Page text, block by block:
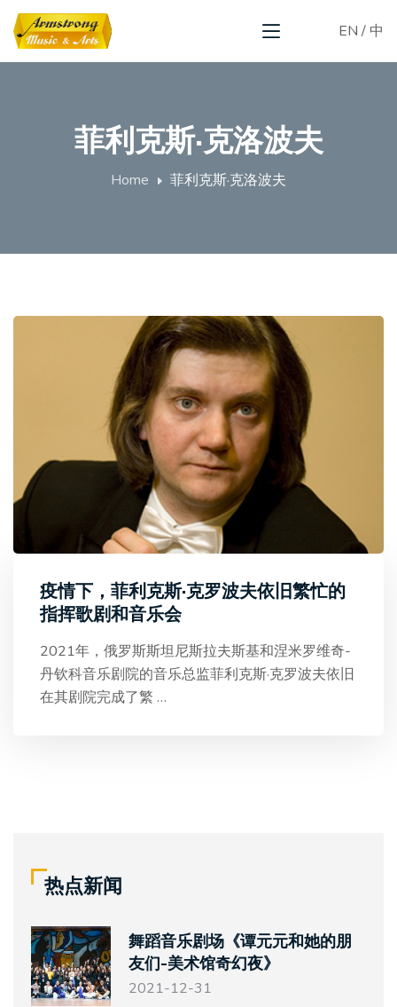
EN / 中
菲利克斯·克洛波夫
Home 菲利克斯·克洛波夫
疫情下，菲利克斯·克罗波夫依旧繁忙的
指挥歌剧和音乐会
2021年，俄罗斯斯坦尼斯拉夫斯基和涅米罗维奇-
丹钦科音乐剧院的音乐总监菲利克斯·克罗波夫依旧
在其剧院完成了繁 …
热点新闻
舞蹈音乐剧场《谭元元和她的朋
友们-美术馆奇幻夜》
2021-12-31